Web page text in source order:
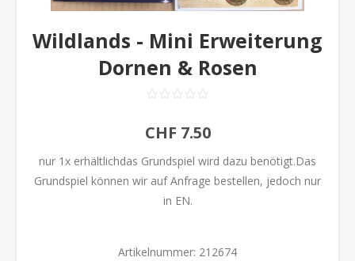
Wildlands - Mini Erweiterung
Dornen & Rosen
CHF 7.50
nur 1x erhältlichdas Grundspiel wird dazu benötigt.Das
Grundspiel können wir auf Anfrage bestellen, jedoch nur
in EN.
Artikelnummer: 212674